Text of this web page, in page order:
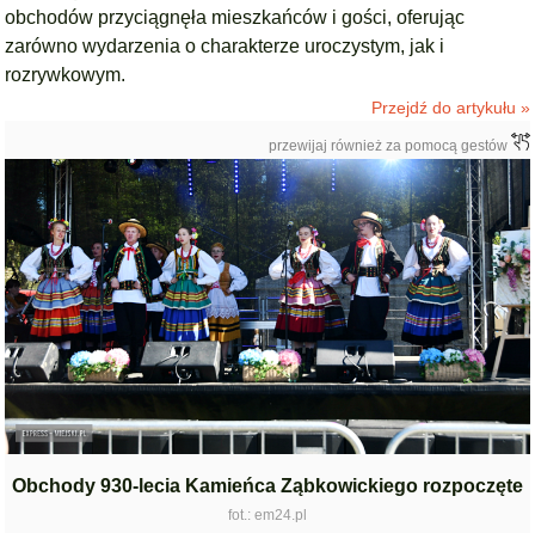
obchodów przyciągnęła mieszkańców i gości, oferując
zarówno wydarzenia o charakterze uroczystym, jak i
rozrywkowym.
Przejdź do artykułu »
przewijaj również za pomocą gestów
Obchody 930-lecia Kamieńca Ząbkowickiego rozpoczęte
fot.: em24.pl